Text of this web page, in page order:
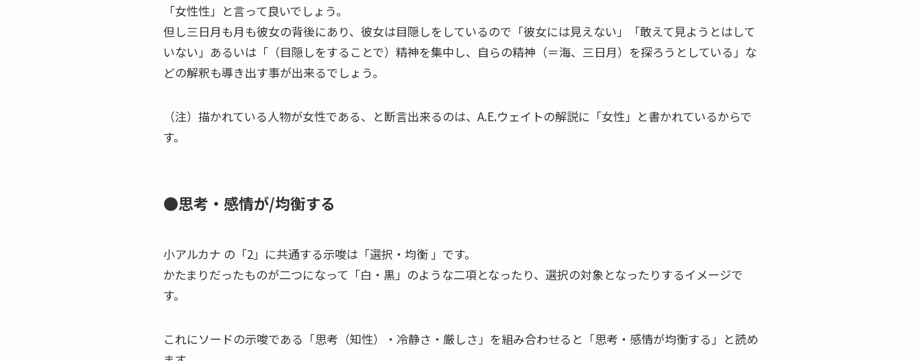
「女性性」と言って良いでしょう。
但し三日月も月も彼女の背後にあり、彼女は目隠しをしているので「彼女には見えない」「敢えて見ようとはして
いない」あるいは「（目隠しをすることで）精神を集中し、自らの精神（＝海、三日月）を探ろうとしている」な
どの解釈も導き出す事が出来るでしょう。
（注）描かれている人物が女性である、と断言出来るのは、A.E.ウェイトの解説に「女性」と書かれているからで
す。
●思考・感情が/均衡する
小アルカナ の「2」に共通する示唆は「選択・均衡 」です。
かたまりだったものが二つになって「白・黒」のような二項となったり、選択の対象となったりするイメージで
す。
これにソードの示唆である「思考（知性）・冷静さ・厳しさ」を組み合わせると「思考・感情が均衡する」と読め